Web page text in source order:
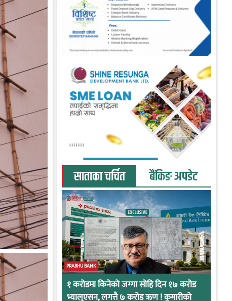
साताका चर्चित बैंकिङ अपडेट
PRABHU BANK
१ करोडमा किनेको जग्गा सोहि दिन १७ करोड
भ्यालुएसन, लगत्तै ७ करोड ऋण ! कुमारीको